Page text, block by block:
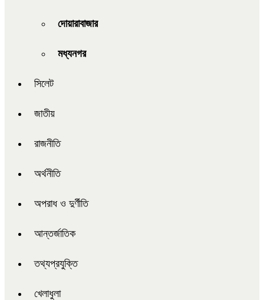
দোয়ারাবাজার
মধ্যনগর
সিলেট
জাতীয়
রাজনীতি
অর্থনীতি
অপরাধ ও দুর্ণীতি
আন্তর্জাতিক
তথ্যপ্রযুক্তি
খেলাধুলা